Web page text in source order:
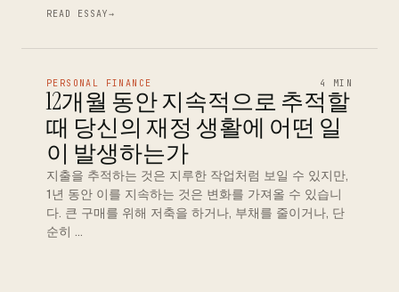
READ ESSAY→
PERSONAL FINANCE 4 MIN
12개월 동안 지속적으로 추적할
때 당신의 재정 생활에 어떤 일
이 발생하는가
지출을 추적하는 것은 지루한 작업처럼 보일 수 있지만,
1년 동안 이를 지속하는 것은 변화를 가져올 수 있습니
다. 큰 구매를 위해 저축을 하거나, 부채를 줄이거나, 단
순히 …